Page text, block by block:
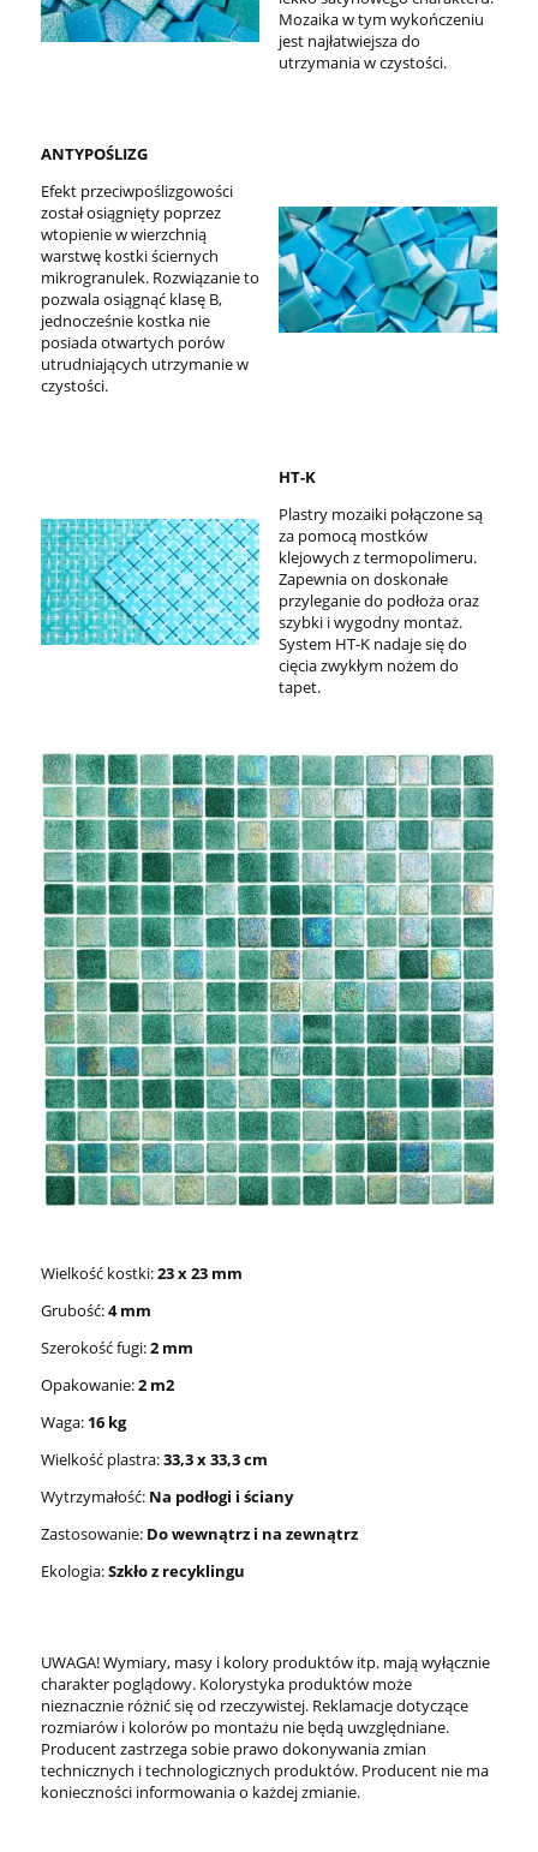
Mozaika w tym wykończeniu
jest najłatwiejsza do
utrzymania w czystości.
ANTYPOŚLIZG
Efekt przeciwpoślizgowości
został osiągnięty poprzez
wtopienie w wierzchnią
warstwę kostki ściernych
mikrogranulek. Rozwiązanie to
pozwala osiągnąć klasę B,
jednocześnie kostka nie
posiada otwartych porów
utrudniających utrzymanie w
czystości.
HT-K
Plastry mozaiki połączone są
za pomocą mostków
klejowych z termopolimeru.
Zapewnia on doskonałe
przyleganie do podłoża oraz
szybki i wygodny montaż.
System HT-K nadaje się do
cięcia zwykłym nożem do
tapet.
Wielkość kostki:23 x 23 mm
Grubość:4 mm
Szerokość fugi:2 mm
Opakowanie:2 m2
Waga: 16 kg
Wielkość plastra:33,3 x 33,3 cm
Wytrzymałość: Na podłogi i ściany
Zastosowanie: Do wewnątrz i na zewnątrz
Ekologia:Szkło z recyklingu
UWAGA! Wymiary, masy i kolory produktów itp. mają wyłącznie
charakter poglądowy. Kolorystyka produktów może
nieznacznie różnić się od rzeczywistej. Reklamacje dotyczące
rozmiarów i kolorów po montażu nie będą uwzględniane.
Producent zastrzega sobie prawo dokonywania zmian
technicznych i technologicznych produktów. Producent nie ma
konieczności informowania o każdej zmianie.